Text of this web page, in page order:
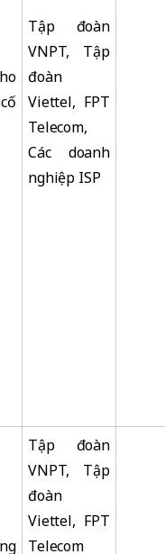
Tập đoàn
VNPT, Tập
đoàn
Viettel, FPT
Telecom,
Các doanh
nghiệp ISP
Tập đoàn
VNPT, Tập
đoàn
Viettel, FPT
Telecom